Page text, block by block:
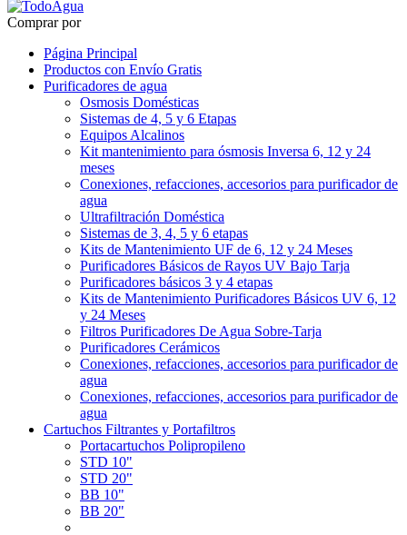
Comprar por
Página Principal
Productos con Envío Gratis
Purificadores de agua
Osmosis Domésticas
Sistemas de 4, 5 y 6 Etapas
Equipos Alcalinos
Kit mantenimiento para ósmosis Inversa 6, 12 y 24
meses
Conexiones, refacciones, accesorios para purificador de
agua
Ultrafiltración Doméstica
Sistemas de 3, 4, 5 y 6 etapas
Kits de Mantenimiento UF de 6, 12 y 24 Meses
Purificadores Básicos de Rayos UV Bajo Tarja
Purificadores básicos 3 y 4 etapas
Kits de Mantenimiento Purificadores Básicos UV 6, 12
y 24 Meses
Filtros Purificadores De Agua Sobre-Tarja
Purificadores Cerámicos
Conexiones, refacciones, accesorios para purificador de
agua
Conexiones, refacciones, accesorios para purificador de
agua
Cartuchos Filtrantes y Portafiltros
Portacartuchos Polipropileno
STD 10"
STD 20"
BB 10"
BB 20"